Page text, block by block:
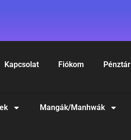
Kapcsolat Fiókom Pénztár
Mangák/Manhwák